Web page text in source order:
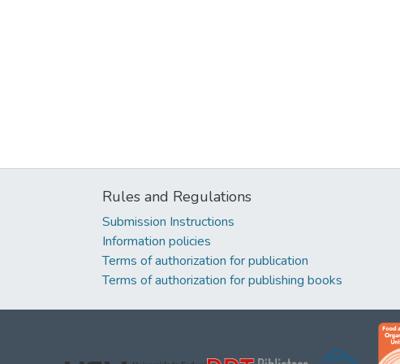
Rules and Regulations
Submission Instructions
Information policies
Terms of authorization for publication
Terms of authorization for publishing books